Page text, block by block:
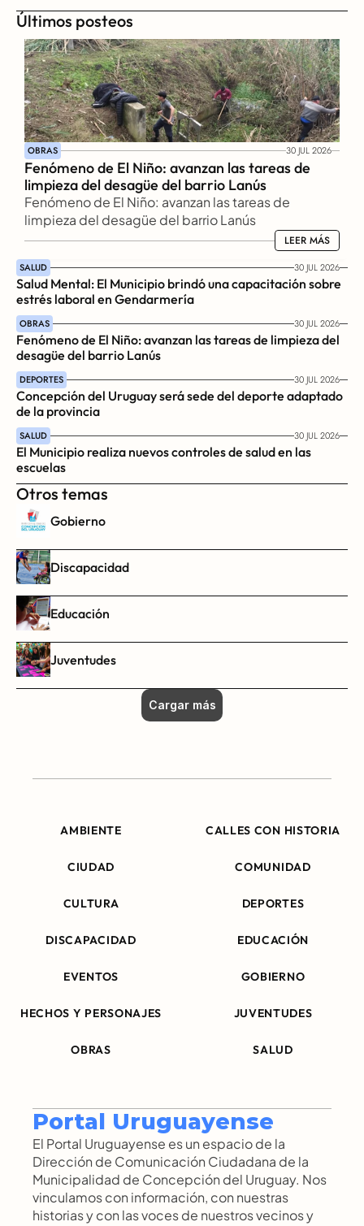
Últimos posteos
OBRAS 30 JUL 2026
Fenómeno de El Niño: avanzan las tareas de
limpieza del desagüe del barrio Lanús
Fenómeno de El Niño: avanzan las tareas de
limpieza del desagüe del barrio Lanús
LEER MÁS
LEER MÁS
SALUD 30 JUL 2026
Salud Mental: El Municipio brindó una capacitación sobre
estrés laboral en Gendarmería
OBRAS 30 JUL 2026
Fenómeno de El Niño: avanzan las tareas de limpieza del
desagüe del barrio Lanús
DEPORTES 30 JUL 2026
Concepción del Uruguay será sede del deporte adaptado
de la provincia
SALUD 30 JUL 2026
El Municipio realiza nuevos controles de salud en las
escuelas
Otros temas
Gobierno
Discapacidad
Educación
Juventudes
Cargar más
AMBIENTE CALLES CON HISTORIA
CIUDAD COMUNIDAD
CULTURA DEPORTES
DISCAPACIDAD EDUCACIÓN
EVENTOS GOBIERNO
HECHOS Y PERSONAJES JUVENTUDES
OBRAS SALUD
Portal Uruguayense
El Portal Uruguayense es un espacio de la
Dirección de Comunicación Ciudadana de la
Municipalidad de Concepción del Uruguay. Nos
vinculamos con información, con nuestras
historias y con las voces de nuestros vecinos y